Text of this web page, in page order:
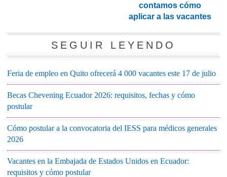
contamos cómo
aplicar a las vacantes
SEGUIR LEYENDO
Feria de empleo en Quito ofrecerá 4 000 vacantes este 17 de julio
Becas Chevening Ecuador 2026: requisitos, fechas y cómo
postular
Cómo postular a la convocatoria del IESS para médicos generales
2026
Vacantes en la Embajada de Estados Unidos en Ecuador:
requisitos y cómo postular